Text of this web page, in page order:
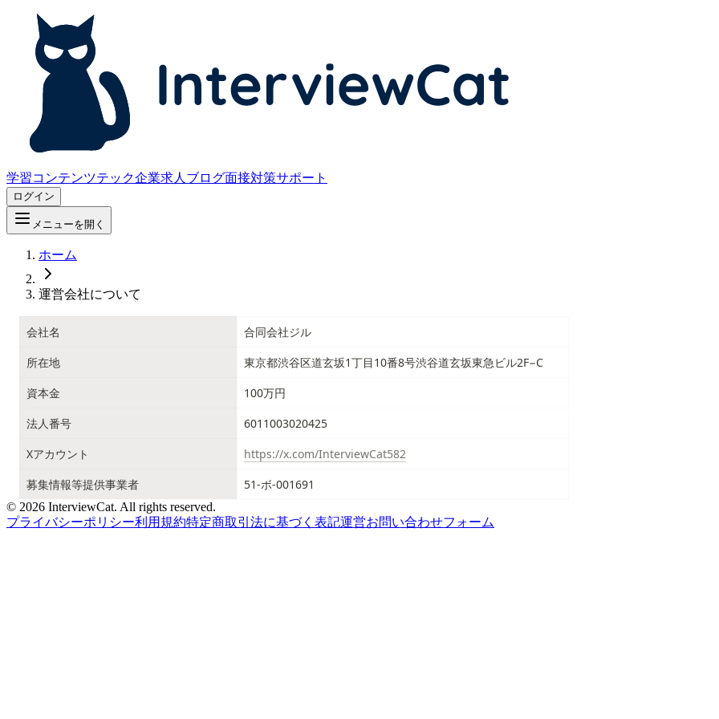
学習コンテンツテック企業求人 ブログ面接対策サポート
ログイン
メニューを開く
ホーム
運営会社について
会社名
合同会社ジル
所在地
東京都渋谷区道玄坂1丁目10番8号渋谷道玄坂東急ビル2F−C
資本金
100万円
法人番号
6011003020425
Xアカウント
https://x.com/InterviewCat582
募集情報等提供事業者
51-ボ-001691
© 2026 InterviewCat. All rights reserved.
プライバシーポリシー利用規約特定商取引法に基づく表記運営お問い合わせフォーム